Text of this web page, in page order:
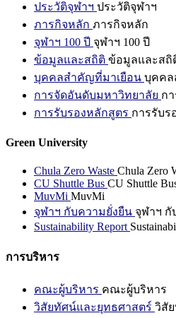
ประวัติจุฬาฯ ประวัติจุฬาฯ
ภารกิจหลัก ภารกิจหลัก
จุฬาฯ 100 ปี จุฬาฯ 100 ปี
ข้อมูลและสถิติ ข้อมูลและสถิ
บุคคลสำคัญที่มาเยือน บุคคล
การจัดอันดับมหาวิทยาลัย ก
การรับรองหลักสูตร การรับร
Green University
Chula Zero Waste Chula Zero
CU Shuttle Bus CU Shuttle
MuvMi MuvMi
จุฬาฯ กับความยั่งยืน จุฬาฯ กั
Sustainability Report
การบริหาร
คณะผู้บริหาร คณะผู้บริหาร
วิสัยทัศน์และยุทธศาสตร์ วิสั